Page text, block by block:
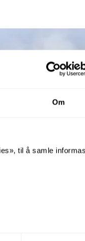
Om
til å samle